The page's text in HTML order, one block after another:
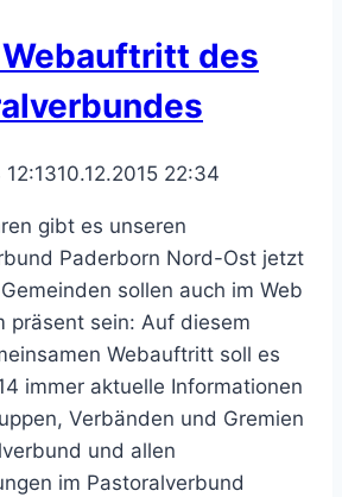
Heinrich
des
10.12.2015 22:34
gibt es unseren
Paderborn Nord-Ost jetzt
sollen auch im Web
präsent sein: Auf diesem
Webauftritt soll es
immer aktuelle Informationen
Verbänden und Gremien
und allen
im Pastoralverbund